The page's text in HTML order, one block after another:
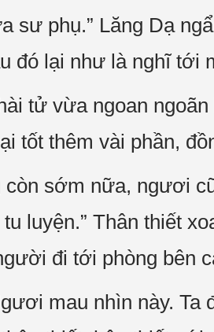
sư phụ.” Lăng Dạ
đó lại như là nghĩ tới
tử vừa ngoan
tốt thêm vài phần,
còn sớm nữa, ngươi
luyện.” Thân thiết
đi tới phòng bên
mau nhìn này. Ta